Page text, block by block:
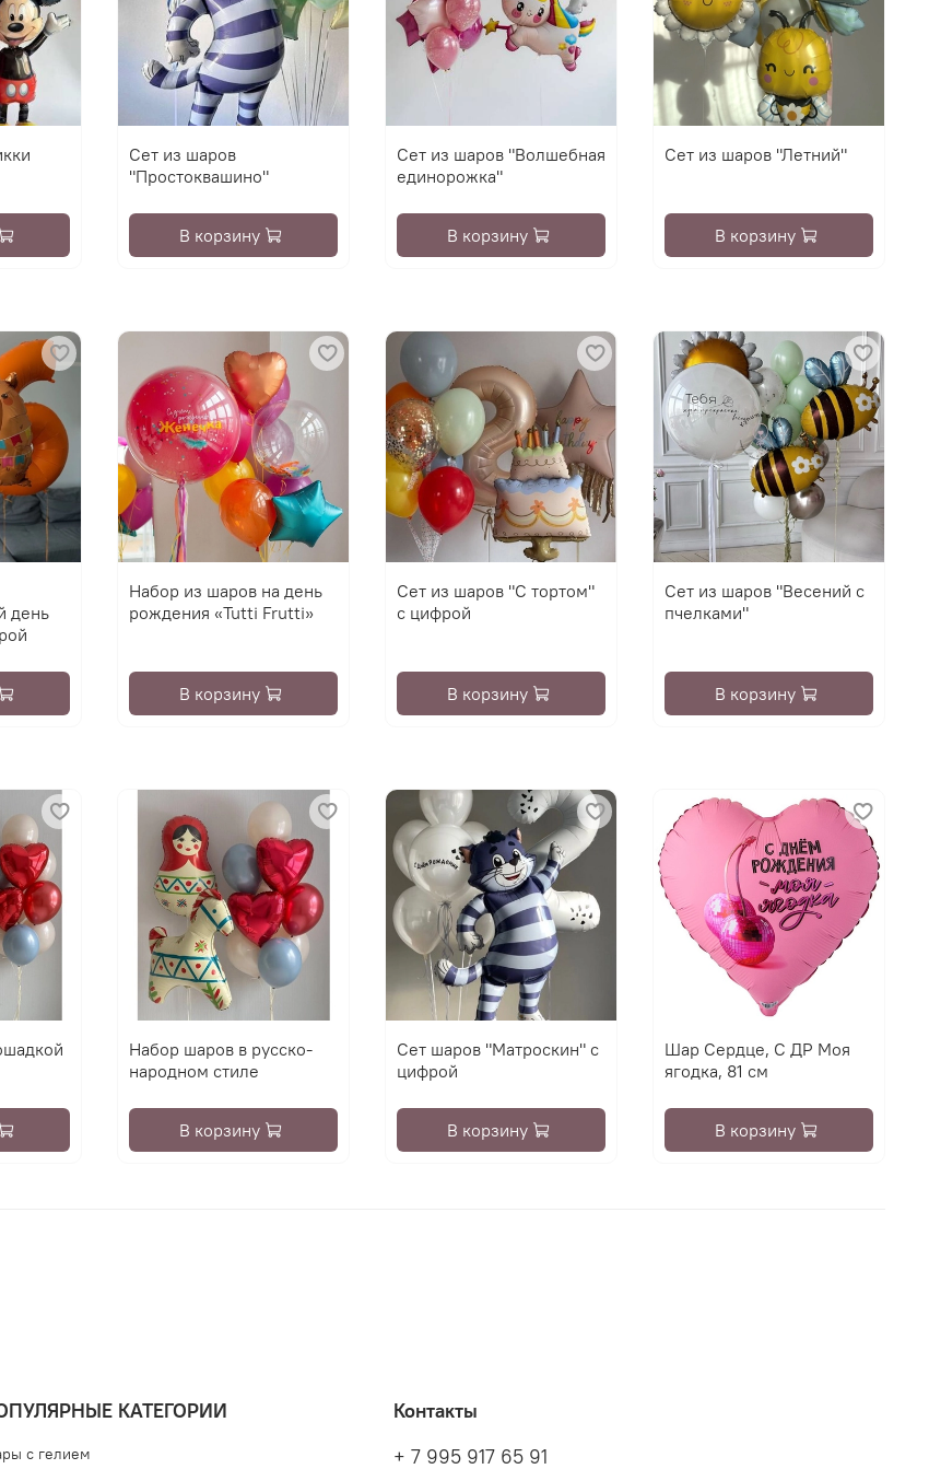
Сет из шаров
"Простоквашино"
В корзину
Сет из шаров "Волшебная
единорожка"
В корзину
Сет из шаров "Летний"
В корзину
день
Набор из шаров на день
рождения «Tutti Frutti»
В корзину
Сет из шаров "С тортом"
с цифрой
В корзину
Сет из шаров "Весений с
пчелками"
В корзину
Набор шаров в русско-
народном стиле
В корзину
Сет шаров "Матроскин" с
цифрой
В корзину
Шар Сердце, С ДР Моя
ягодка, 81 см
В корзину
КАТЕГОРИИ
с гелием
Контакты
+ 7 995 917 65 91